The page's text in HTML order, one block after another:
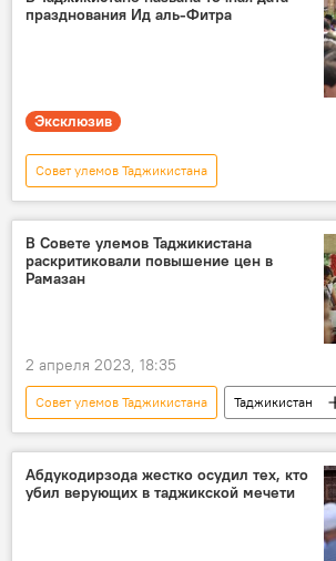
празднования Ид аль-Фитра
Эксклюзив
Совет улемов Таджикистана
Священный месяц Рамадан - 2026
Таджикистан
праздник
ислам
Религия
мусульманство
В Совете улемов Таджикистана
раскритиковали повышение цен в
Рамазан
2 апреля 2023, 18:35
Совет улемов Таджикистана
Таджикистан
Общество
Новости Куляба и Хатлонской области
Священный месяц Рамадан - 2026
Абдукодирзода жестко осудил тех, кто
убил верующих в таджикской мечети